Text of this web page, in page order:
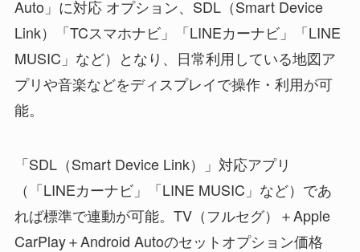
Auto」に対応 オプション、SDL（Smart Device
Link）「TCスマホナビ」「LINEカーナビ」「LINE
MUSIC」など）となり、日常利用している地図ア
プリや音楽などをディスプレイで操作・利用が可
能。
「SDL（Smart Device Link）」対応アプリ
（「LINEカーナビ」「LINE MUSIC」など）であ
れば標準で連動が可能。TV（フルセグ）＋Apple
CarPlay＋Android Autoのセットオプション価格